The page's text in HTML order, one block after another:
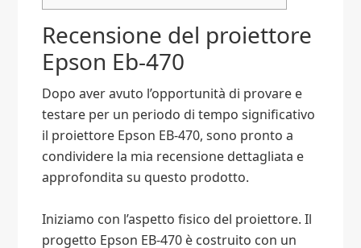
Recensione del proiettore
Epson Eb-470
Dopo aver avuto l’opportunità di provare e
testare per un periodo di tempo significativo
il proiettore Epson EB-470, sono pronto a
condividere la mia recensione dettagliata e
approfondita su questo prodotto.
Iniziamo con l’aspetto fisico del proiettore. Il
progetto Epson EB-470 è costruito con un